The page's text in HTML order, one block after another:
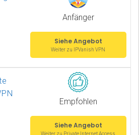
Anfänger
Siehe Angebot
Weiter zu IPVanish VPN
Empfohlen
Siehe Angebot
Weiter zu Private Internet Access